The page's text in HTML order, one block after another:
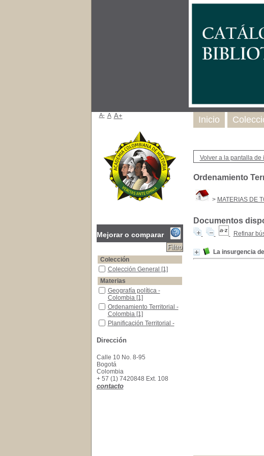
Volver a la pantalla de
Ordenamiento
> MATERIAS DE
Documentos
Refinar
La insurgencia
Inicio
A- A A+
Mejorar o comparar
Colección
Colección General
Colección General [1]
Materias
Geografía política -Colombia
Geografía política -
Colombia [1]
Ordenamiento Territorial -Colombia
Ordenamiento Territorial -
Colombia [1]
Planificación Territorial -Colombia
Planificación Territorial -
Dirección
Calle 10 No. 8-95
Bogotá
Colombia
+ 57 (1) 7420848 Ext. 108
contacto